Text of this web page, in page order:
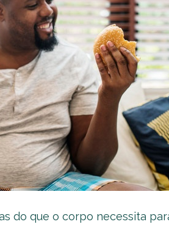
do que o corpo necessita